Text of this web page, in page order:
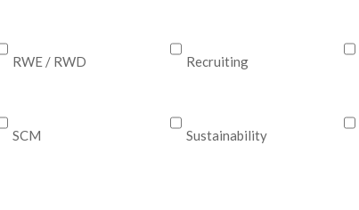
RWE / RWD Recruiting
SCM Sustainability